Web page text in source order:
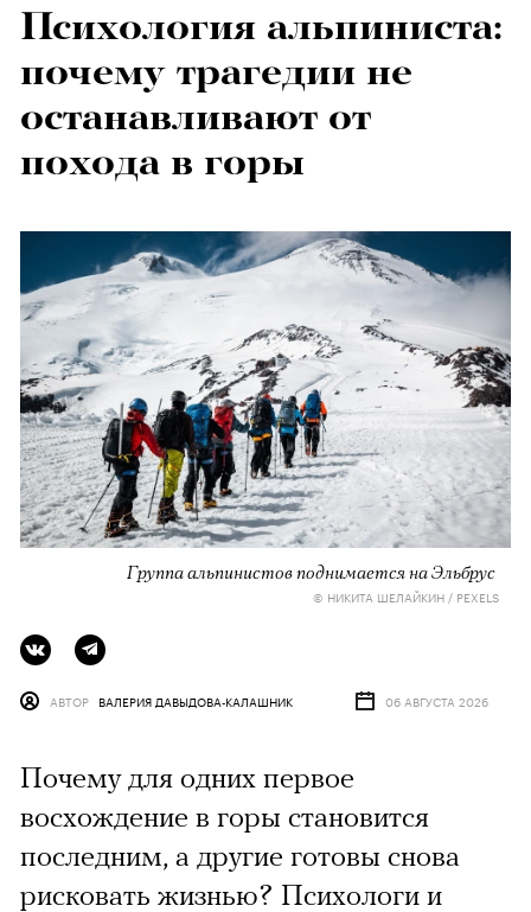
Психология альпиниста:
почему трагедии не
останавливают от
похода в горы
Группа альпинистов поднимается на Эльбрус
© НИКИТА ШЕЛАЙКИН / PEXELS
АВТОР ВАЛЕРИЯ ДАВЫДОВА-КАЛАШНИК 06 АВГУСТА 2026
Почему для одних первое
восхождение в горы становится
последним, а другие готовы снова
рисковать жизнью? Психологи и